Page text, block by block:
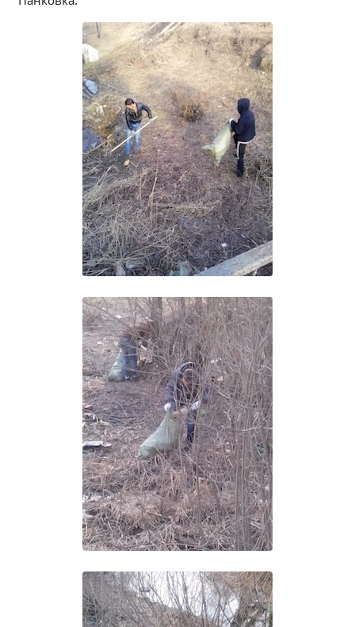
Информация
Независимая оценка качества
Профориентация
Обращения онлайн
Контакты
Региональный центр по профилактике ДДТТ
Учебно-производственный комплекс
Центр карьеры
Противодействие коррупции
Всероссийское чемпионатное движение
Региональная инновационная площадка
СВЕДЕНИЯ ОБ ОБРАЗОВАТЕЛЬНОЙ ОРГАНИЗАЦИИ
Основные сведения
Структура и органы управления образовательной
организацией
Документы
Образование
Образовательные стандарты и требования
Руководство
Педагогический состав
Материально-техническое обеспечение и
оснащенность образовательного процесса.
Доступная среда
Платные образовательные услуги
Финансово-хозяйственная деятельность